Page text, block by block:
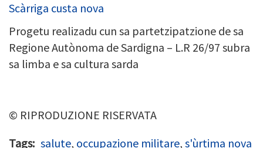
Scàrriga custa nova
Progetu realizadu cun sa partetzipatzione de sa
Regione Autònoma de Sardigna – L.R 26/97 subra
sa limba e sa cultura sarda
© RIPRODUZIONE RISERVATA
Tags salute, occupazione militare, s'ùrtima nova